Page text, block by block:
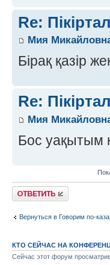
Re:
Мия
Бірақ қазір
Re:
Мия
Бос уақытым
Ответить
Вернуться в Говорим по-
КТО СЕЙЧАС НА
Сейчас этот форум